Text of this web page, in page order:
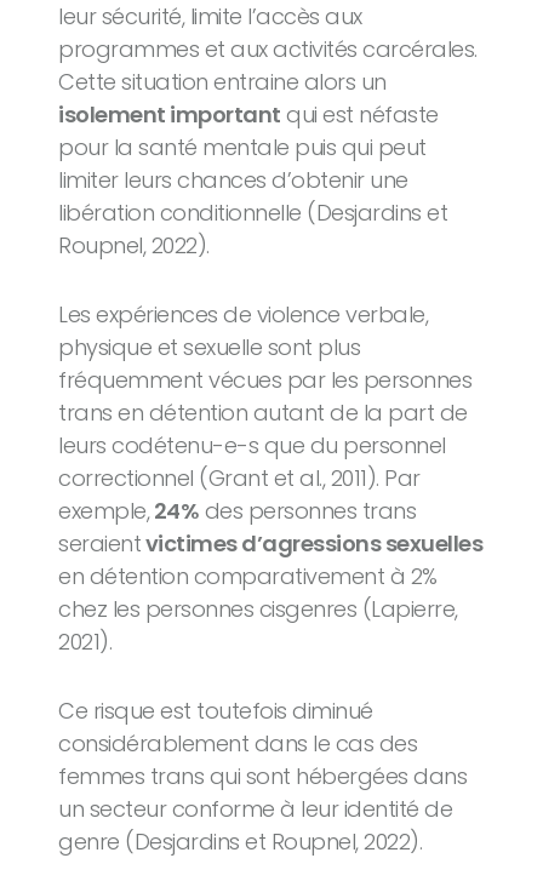
leur sécurité, limite l’accès aux
programmes et aux activités carcérales.
Cette situation entraine alors un
isolement important qui est néfaste
pour la santé mentale puis qui peut
limiter leurs chances d’obtenir une
libération conditionnelle (Desjardins et
Roupnel, 2022).
Les expériences de violence verbale,
physique et sexuelle sont plus
fréquemment vécues par les personnes
trans en détention autant de la part de
leurs codétenu-e-s que du personnel
correctionnel (Grant et al., 2011). Par
exemple,24% des personnes trans
seraientvictimes d’agressions sexuelles
en détention comparativement à 2%
chez les personnes cisgenres (Lapierre,
2021).
Ce risque est toutefois diminué
considérablement dans le cas des
femmes trans qui sont hébergées dans
un secteur conforme à leur identité de
genre (Desjardins et Roupnel, 2022).